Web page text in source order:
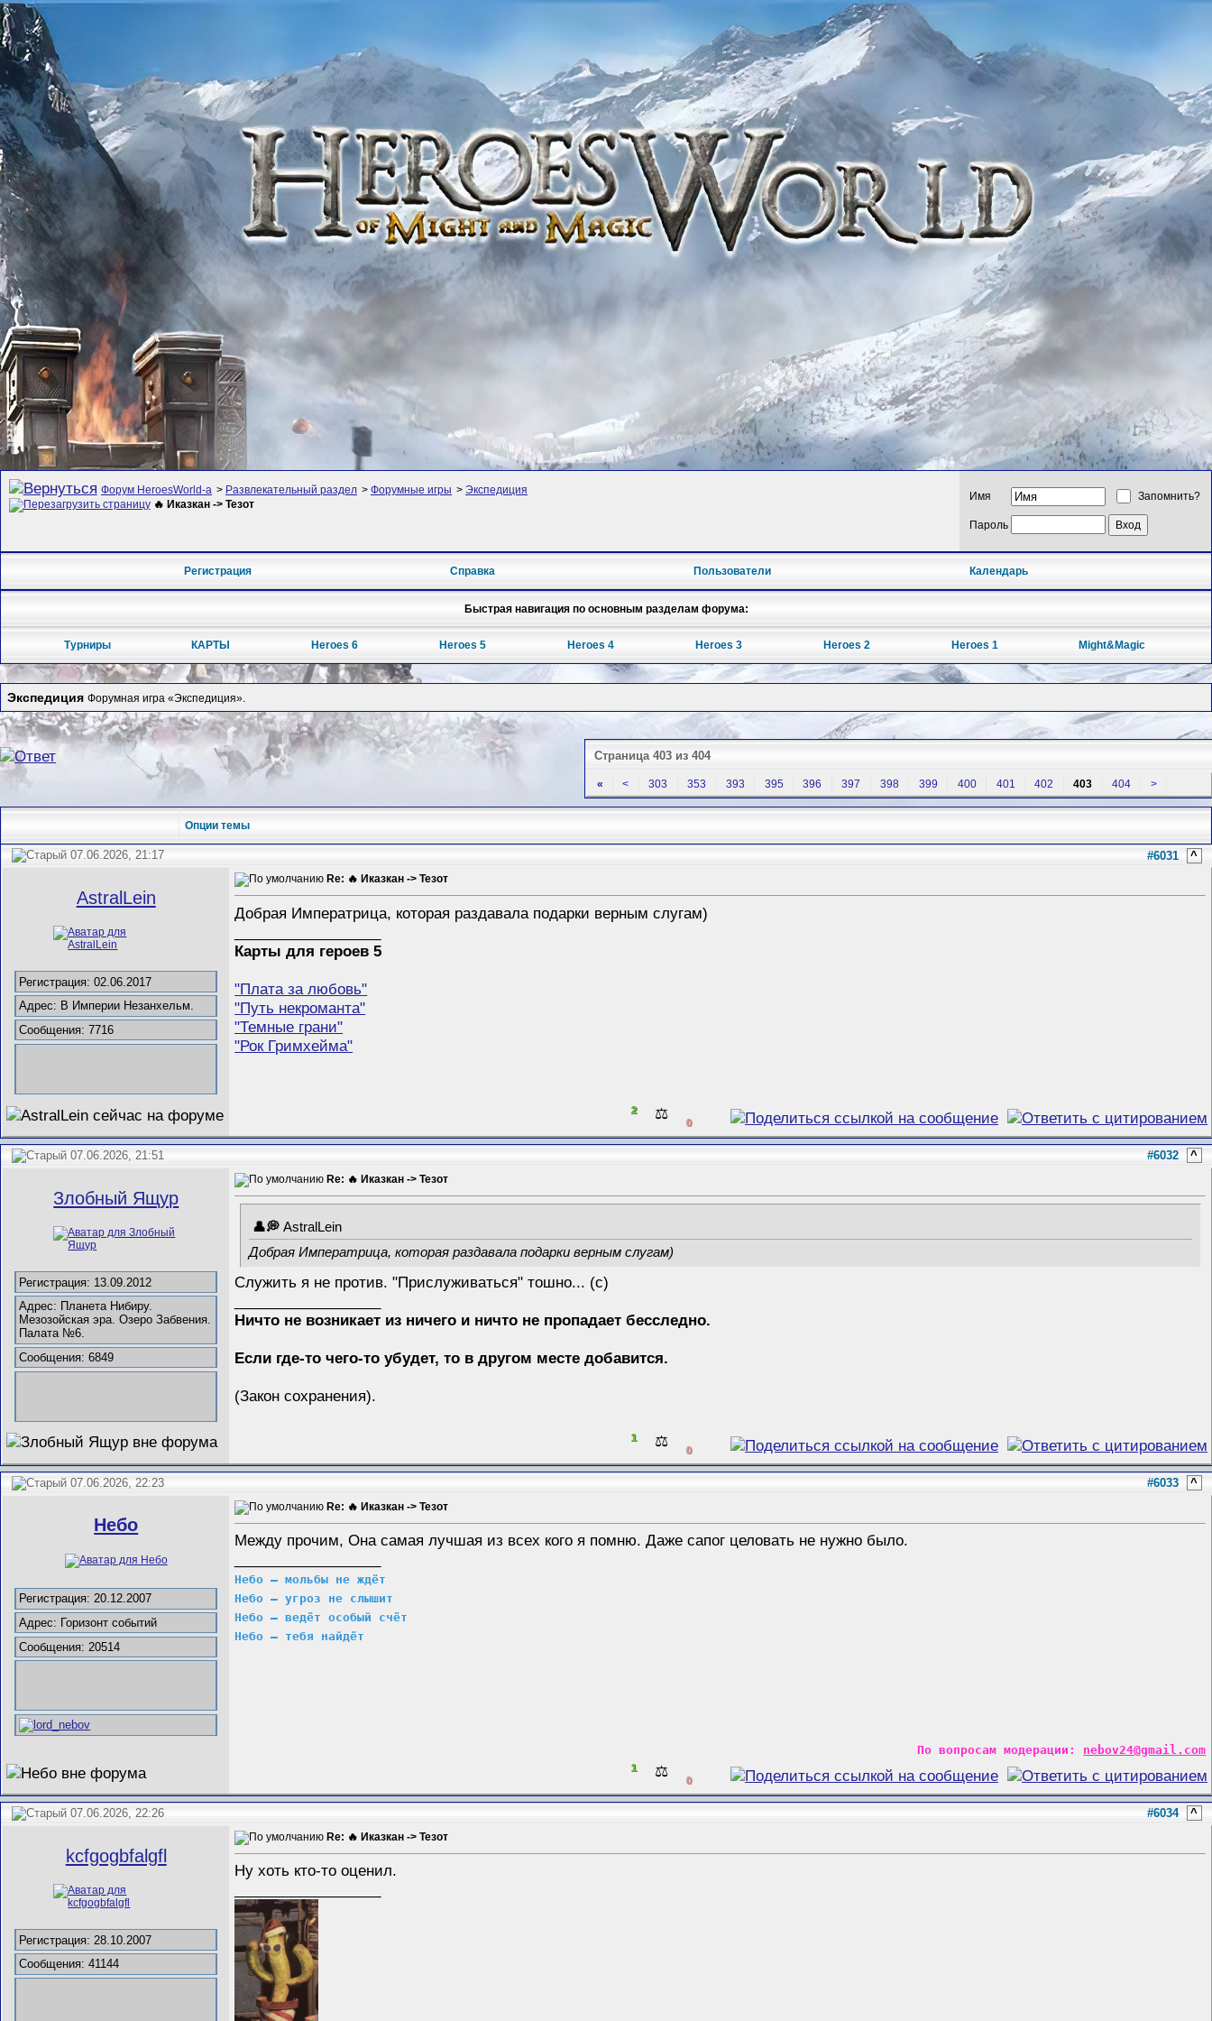
Форум HeroesWorld-а > Развлекательный раздел > Форумные игры > Экспедиция
🔥 Иказкан -> Тезот
Имя Запомнить?
Пароль
Регистрация Справка Пользователи Календарь
Быстрая навигация по основным разделам форума:
Турниры КАРТЫ Heroes 6 Heroes 5 Heroes 4 Heroes 3 Heroes 2 Heroes 1 Might&Magic
Экспедиция Форумная игра «Экспедиция».
Страница 403 из 404
« < 303 353 393 395 396 397 398 399 400 401 402 403 404 >
Опции темы
07.06.2026, 21:17 #6031 ^
AstralLein
Регистрация: 02.06.2017
Адрес: В Империи Незанхельм.
Сообщения: 7716
Re: 🔥 Иказкан -> Тезот
Добрая Императрица, которая раздавала подарки верным слугам)
Карты для героев 5
"Плата за любовь"
"Путь некроманта"
"Темные грани"
"Рок Гримхейма"
2 ⚖️ 0
07.06.2026, 21:51 #6032 ^
Злобный Ящур
Регистрация: 13.09.2012
Адрес: Планета Нибиру.
Мезозойская эра. Озеро Забвения.
Палата №6.
Сообщения: 6849
Re: 🔥 Иказкан -> Тезот
AstralLein
Добрая Императрица, которая раздавала подарки верным слугам)
Служить я не против. "Прислуживаться" тошно... (с)
Ничто не возникает из ничего и ничто не пропадает бесследно.
Если где-то чего-то убудет, то в другом месте добавится.
(Закон сохранения).
1 ⚖️ 0
07.06.2026, 22:23 #6033 ^
Небо
Регистрация: 20.12.2007
Адрес: Горизонт событий
Сообщения: 20514
Re: 🔥 Иказкан -> Тезот
Между прочим, Она самая лучшая из всех кого я помню. Даже сапог целовать не нужно было.
Небо – мольбы не ждёт
Небо – угроз не слышит
Небо – ведёт особый счёт
Небо – тебя найдёт
По вопросам модерации: nebov24@gmail.com
1 ⚖️ 0
07.06.2026, 22:26 #6034 ^
kcfgogbfalgfl
Регистрация: 28.10.2007
Сообщения: 41144
Re: 🔥 Иказкан -> Тезот
Ну хоть кто-то оценил.